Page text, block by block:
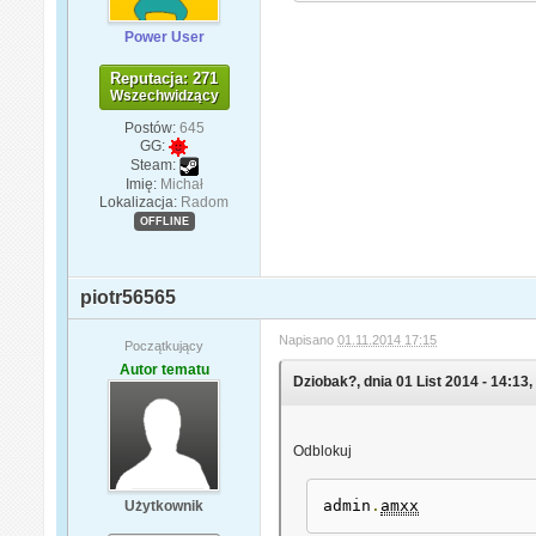
Power User
Reputacja: 271
Wszechwidzący
Postów: 645
GG:
Steam:
Imię: Michał
Lokalizacja: Radom
OFFLINE
piotr56565
Początkujący
Autor tematu
Użytkownik
Napisano01.11.2014 17:15
Dziobak?, dnia 01 List 2014 - 14:13,
Odblokuj
admin . amxx